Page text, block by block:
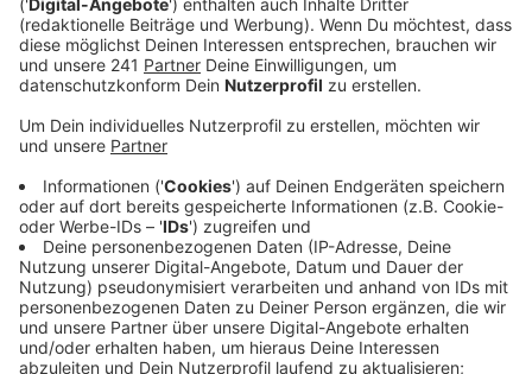
Veröffentlicht:Donnerstag, 13.02.2025 06:11
Ob Kindern vorlesen, Wände streichen oder Ausflüge
mit Senioren – der Markt der Möglichkeiten bietet
eine Vielzahl an Projekten. Gemeinnützige
Organisationen stellen ihre Projekte vor, und
interessierte Firmen wählen eines aus, um ihre
Mitarbeiter zu entsenden. Es gibt noch freie Plätze für
interessierte Firmen und gemeinnützige Vereine.